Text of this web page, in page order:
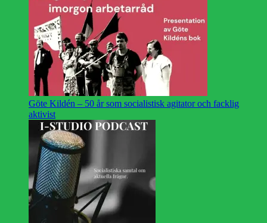
Göte Kildén – 50 år som socialistisk agitator och facklig
aktivist